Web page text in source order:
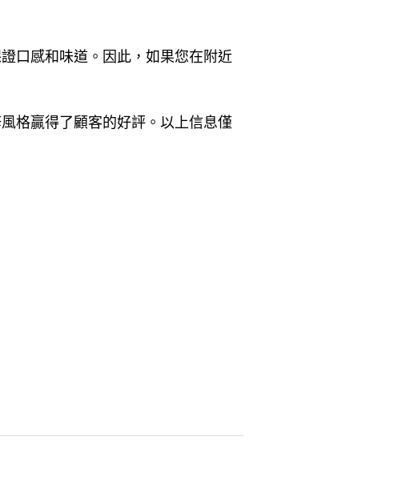
口感和味道。因此，如果您在附近
格贏得了顧客的好評。以上信息僅